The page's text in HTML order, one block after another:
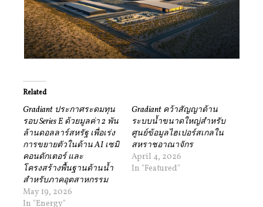
Related
Gradiant ประกาศระดมทุน
รอบ Series E ด้วยมูลค่า 2 พัน
ล้านดอลลาร์สหรัฐ เพื่อเร่ง
การขยายตัวในด้าน AI เซมิ
คอนดักเตอร์ และ
โครงสร้างพื้นฐานด้านน้ำ
สำหรับภาคอุตสาหกรรม
May 19, 2026
In "Energy"
Gradiant คว้าสัญญาด้าน
ระบบน้ำขนาดใหญ่สำหรับ
ศูนย์ข้อมูลไฮเปอร์สเกลใน
สหราชอาณาจักร
April 4, 2026
In "Featured"